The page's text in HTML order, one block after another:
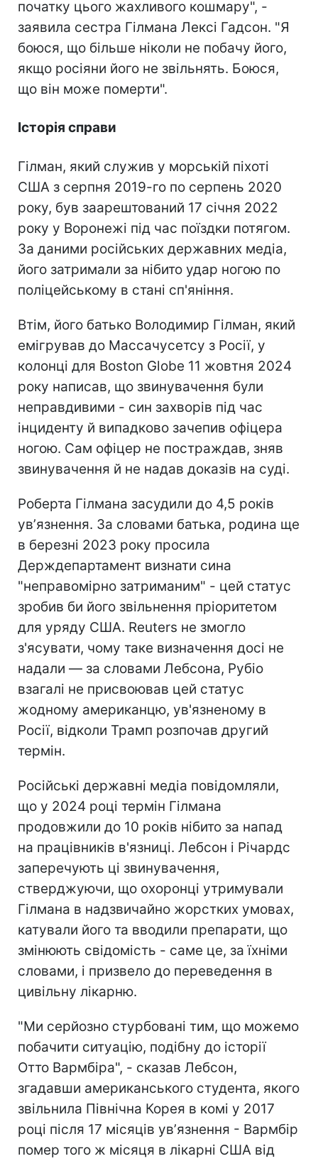
початку цього жахливого кошмару", -
заявила сестра Гілмана Лексі Гадсон. "Я
боюся, що більше ніколи не побачу його,
якщо росіяни його не звільнять. Боюся,
що він може померти".
Історія справи
Гілман, який служив у морській піхоті
США з серпня 2019-го по серпень 2020
року, був заарештований 17 січня 2022
року у Воронежі під час поїздки потягом.
За даними російських державних медіа,
його затримали за нібито удар ногою по
поліцейському в стані сп'яніння.
Втім, його батько Володимир Гілман, який
емігрував до Массачусетсу з Росії, у
колонці для Boston Globe 11 жовтня 2024
року написав, що звинувачення були
неправдивими - син захворів під час
інциденту й випадково зачепив офіцера
ногою. Сам офіцер не постраждав, зняв
звинувачення й не надав доказів на суді.
Роберта Гілмана засудили до 4,5 років
увʼязнення. За словами батька, родина ще
в березні 2023 року просила
Держдепартамент визнати сина
"неправомірно затриманим" - цей статус
зробив би його звільнення пріоритетом
для уряду США. Reuters не змогло
з'ясувати, чому таке визначення досі не
надали — за словами Лебсона, Рубіо
взагалі не присвоював цей статус
жодному американцю, ув'язненому в
Росії, відколи Трамп розпочав другий
термін.
Російські державні медіа повідомляли,
що у 2024 році термін Гілмана
продовжили до 10 років нібито за напад
на працівників в'язниці. Лебсон і Річардс
заперечують ці звинувачення,
стверджуючи, що охоронці утримували
Гілмана в надзвичайно жорстких умовах,
катували його та вводили препарати, що
змінюють свідомість - саме це, за їхніми
словами, і призвело до переведення в
цивільну лікарню.
"Ми серйозно стурбовані тим, що можемо
побачити ситуацію, подібну до історії
Отто Вармбіра", - сказав Лебсон,
згадавши американського студента, якого
звільнила Північна Корея в комі у 2017
році після 17 місяців увʼязнення - Вармбір
помер того ж місяця в лікарні США від